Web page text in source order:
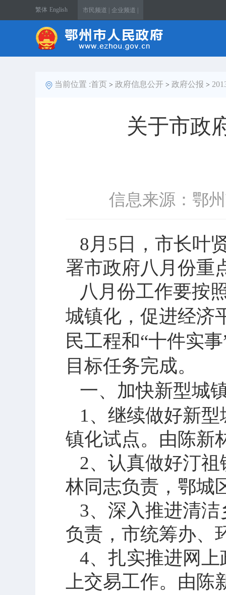
繁体 English 市民频道 | 企业频道 |
当前位置 :首页 > 政府信息公开 > 政府公报 >
关于市政
信息来源：鄂
8 月 5 日
，市长叶
署市政府八月份重
八月份工作要按
城镇化，促进经济
民工程和“十件实
目标任务完成。
一、加快新型城
1、继续做好新
镇化试点。由陈新
2、认真做好汀祖
林同志负责，鄂城
3、深入推进清
负责，市统筹办、
4、扎实推进网
上交易工作。由